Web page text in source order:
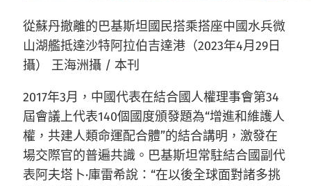
從蘇丹撤離的巴基斯坦國民搭乘搭座中國水兵微
山湖艦抵達沙特阿拉伯吉達港（2023年4月29日
攝） 王海洲攝 / 本刊
2017年3月，中國代表在結合國人權理事會第34
屆會議上代表140個國度頒發題為“增進和維護人
權，共建人類命運配合體”的結合講明，激發在
場交際官的普遍共識。巴基斯坦常駐結合國副代
表阿夫塔卜·庫雷希說：“在以後全球面對諸多挑